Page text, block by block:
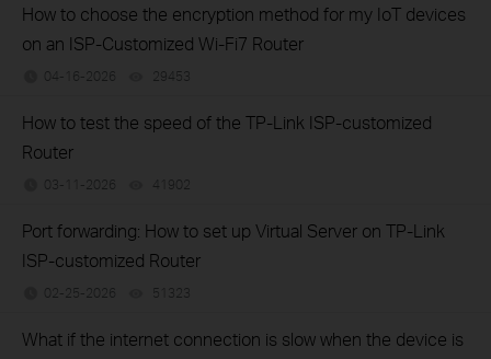
How to choose the encryption method for my IoT devices
on an ISP-Customized Wi-Fi7 Router
04-16-2026 29453
How to test the speed of the TP-Link ISP-customized
Router
03-11-2026 41902
Port forwarding: How to set up Virtual Server on TP-Link
ISP-customized Router
02-25-2026 51323
What if the internet connection is slow when the device is